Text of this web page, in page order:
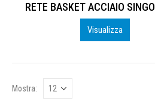
RETE BASKET ACCIAIO
Visualizza
Mostra: